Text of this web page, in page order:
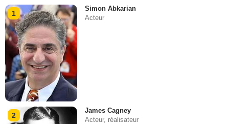
1
Simon Abkarian
Acteur
2
James Cagney
Acteur, réalisateur